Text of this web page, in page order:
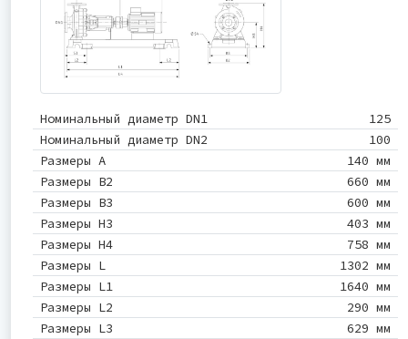
Номинальный диаметр DN1
125
Номинальный диаметр DN2
100
Размеры A
140 мм
Размеры B2
660 мм
Размеры B3
600 мм
Размеры H3
403 мм
Размеры H4
758 мм
Размеры L
1302 мм
Размеры L1
1640 мм
Размеры L2
290 мм
Размеры L3
629 мм